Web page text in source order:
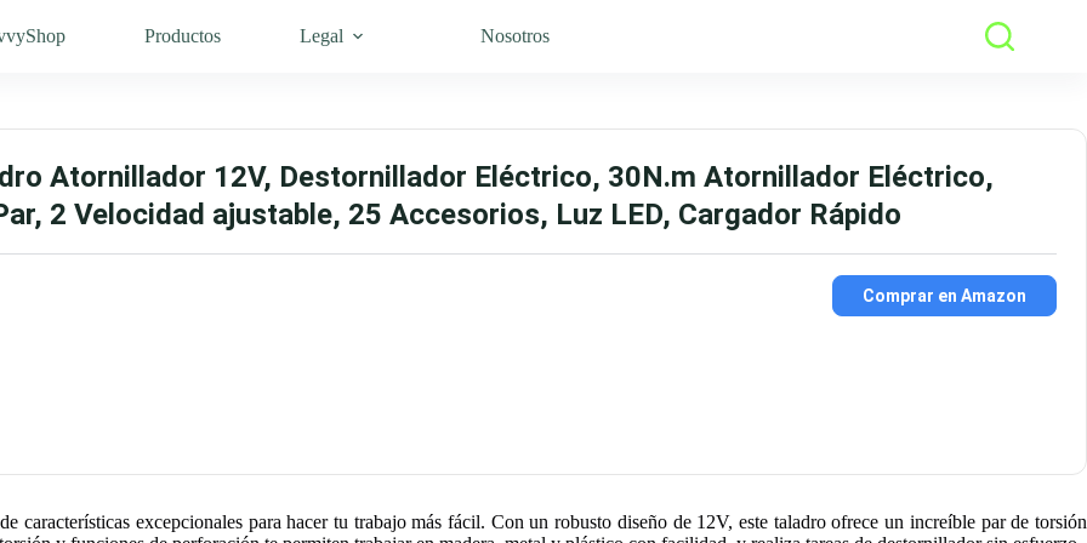
Productos Legal Nosotros
Atornillador 12V, Destornillador Eléctrico, 30N.m Atornillador Eléctrico,
2 Velocidad ajustable, 25 Accesorios, Luz LED, Cargador Rápido
Comprar en Amazon
excepcionales para hacer tu trabajo más fácil. Con un robusto diseño de 12V, este taladro ofrece un increíble par de torsión